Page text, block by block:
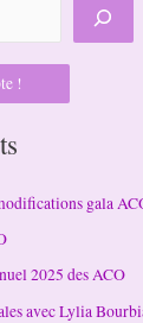
!
gala
2025 des ACO
avec Lylia